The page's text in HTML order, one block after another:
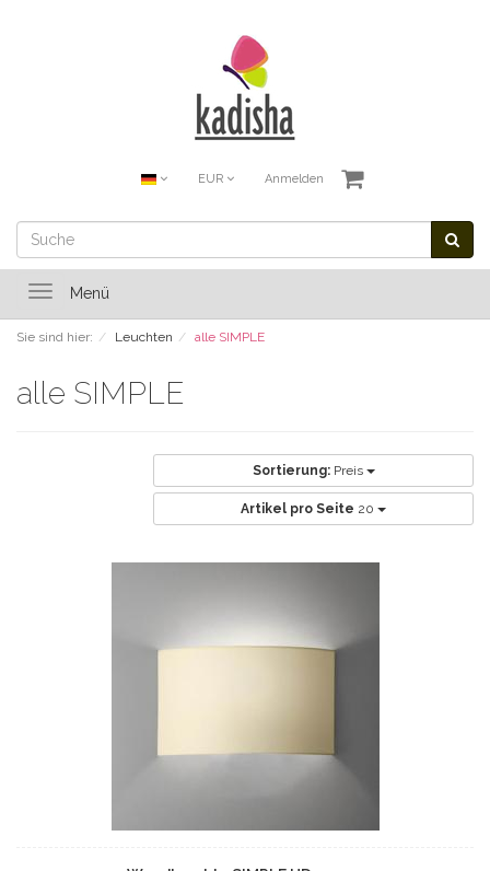
EUR Anmelden
ToggleMenü
Sie sind hier: Leuchten alle SIMPLE
alle SIMPLE
Sortierung: Preis
Artikel pro Seite 20